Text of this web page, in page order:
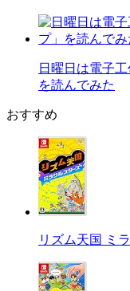
日曜日は電子
を読んでみた
おすすめ
リズム天国 ミ